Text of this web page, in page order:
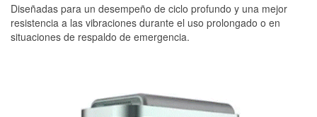
Diseñadas para un desempeño de ciclo profundo y una mejor
resistencia a las vibraciones durante el uso prolongado o en
situaciones de respaldo de emergencia.